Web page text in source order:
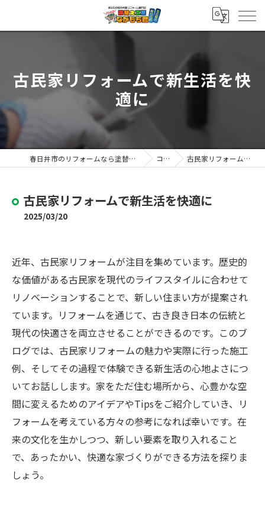
古民家リフォームで新生活を快
適に
春日井市のリフォームなら塗替え工房ながもち君 春日井店 コラム 古民家リフォームで新生活を快適に
古民家リフォームで新生活を快適に
2025/03/20
近年、古民家リフォームが注目を集めています。歴史的
な価値がある古民家を現代のライフスタイルに合わせて
リノベーションすることで、新しい住まい方が提案され
ています。リフォームを通じて、古き良き日本の伝統と
現代の快適さを両立させることができるのです。このブ
ログでは、古民家リフォームの魅力や実際に行った施工
例、そしてその過程で体験できる新生活の心地よさにつ
いてお話しします。家をただ住む場所から、心豊かな空
間に変えるためのアイデアやTipsをご紹介していき、リ
フォームを考えている方々の参考になれば幸いです。在
来の文化を生かしつつ、新しい要素を取り入れること
で、あったかい、快適な家づくりができる方法を探りま
しょう。